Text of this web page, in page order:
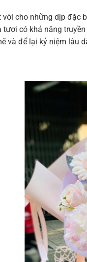
cho những dịp đặc
có khả năng
và để lại kỷ niệm lâu